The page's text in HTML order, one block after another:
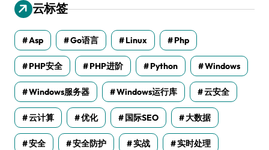
云标签
Asp Go语言 Linux Php
PHP安全 PHP进阶 Python Windows
Windows服务器 Windows运行库 云安全
云计算 优化 国际SEO 大数据
安全 安全防护 实战 实时处理